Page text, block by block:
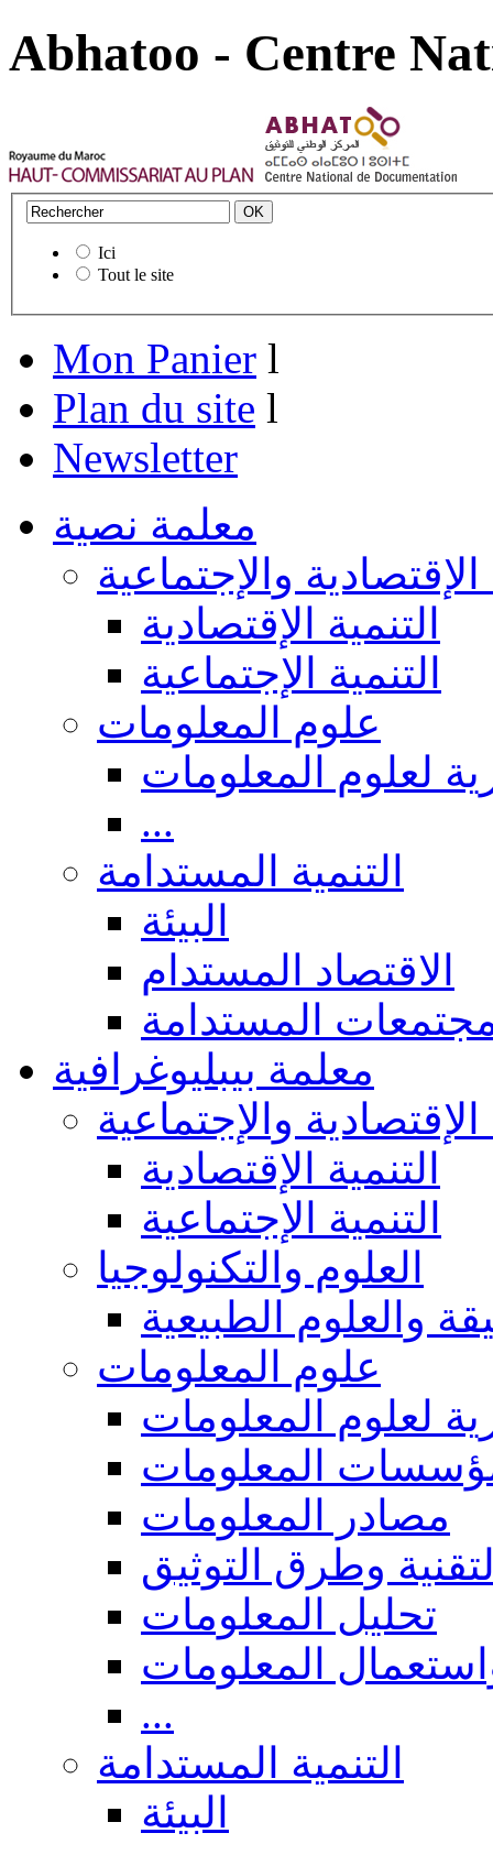
Abhatoo - Centre
Ici
Tout le site
Mon Panier l
Plan du site l
Newsletter
معلمة نصية
الإقتصادية والإجتماعية
التنمية الإقتصادية
التنمية الإجتماعية
علوم المعلومات
لعلوم المعلومات
...
التنمية المستدامة
البيئة
الاقتصاد المستدام
المستدامة
معلمة بيبليوغرافية
الإقتصادية والإجتماعية
التنمية الإقتصادية
التنمية الإجتماعية
العلوم والتكنولوجيا
والعلوم الطبيعية
علوم المعلومات
لعلوم المعلومات
المعلومات
مصادر المعلومات
وطرق التوثيق
تحليل المعلومات
المعلومات
...
التنمية المستدامة
البيئة